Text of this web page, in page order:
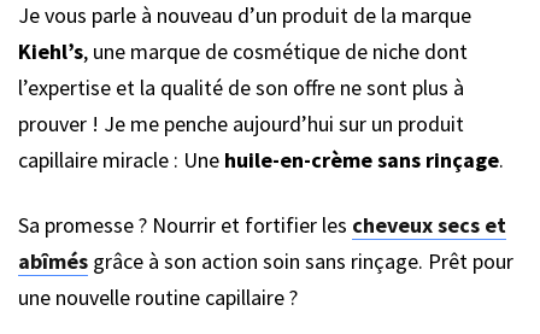
Je vous parle à nouveau d’un produit de la marque
Kiehl’s, une marque de cosmétique de niche dont
l’expertise et la qualité de son offre ne sont plus à
prouver ! Je me penche aujourd’hui sur un produit
capillaire miracle : Une huile-en-crème sans rinçage.
Sa promesse ? Nourrir et fortifier les cheveux secs et
abîmés grâce à son action soin sans rinçage. Prêt pour
une nouvelle routine capillaire ?